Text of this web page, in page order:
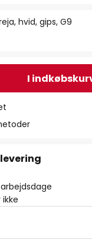
hvid, gips, G9
I